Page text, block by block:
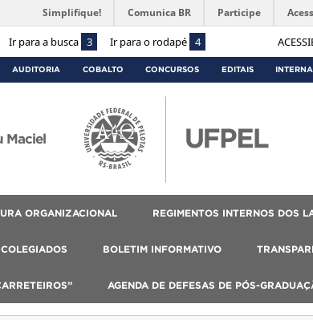
Ir para a busca 3 Ir para o rodapé 4
Simplifique! Comunica BR Participe
AUDITORIA COBALTO CONCURSOS EDITAIS
Maciel
ORGANIZACIONAL REGIMENTOS INTERNOS DOS
COLEGIADOS BOLETIM INFORMATIVO
AGENDA DE DEFESAS DE PÓS-